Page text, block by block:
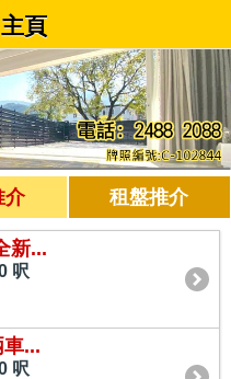
頁
介 租盤推介
新...
呎
...
呎